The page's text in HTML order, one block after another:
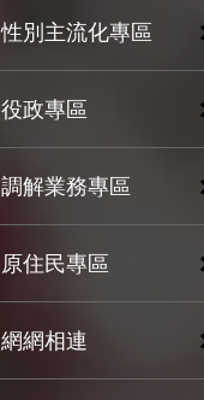
性別主流化專區
役政專區
調解業務專區
原住民專區
網網相連